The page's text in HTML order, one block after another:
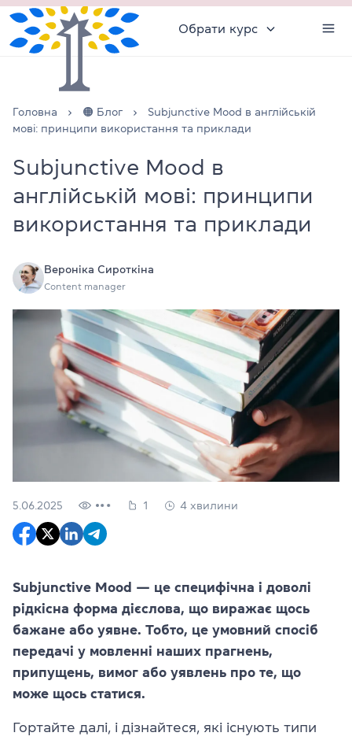
Обрати курс
Головна 🟠 Блог
Subjunctive Mood в англійській
мові: принципи використання та приклади
Subjunctive Mood в
англійській мові: принципи
використання та приклади
Вероніка Сироткіна
Content manager
5.06.2025 1 4 хвилини
Subjunctive Mood — це специфічна і доволі
рідкісна форма дієслова, що виражає щось
бажане або уявне. Тобто, це умовний спосіб
передачі у мовленні наших прагнень,
припущень, вимог або уявлень про те, що
може щось статися.
Гортайте далі, і дізнайтеся, які існують типи